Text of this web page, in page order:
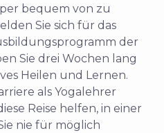
bequem von zu
Sie sich für das
der
Sie drei Wochen lang
Heilen und Lernen.
als Yogalehrer
Reise helfen, in einer
nie für möglich